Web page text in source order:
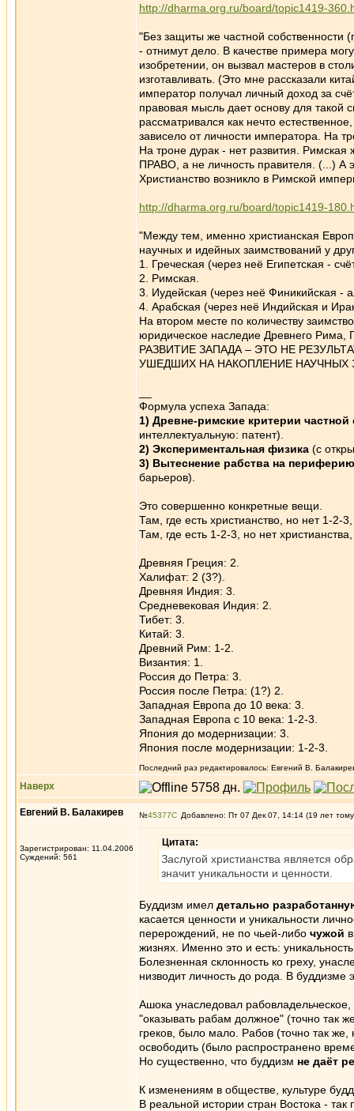
http://dharma.org.ru/board/topic1419-
"Без защиты же частной собственности
- отнимут дело. В качестве примера
изобретении, он вызвал мастеров в
изготавливать. (Это мне рассказали
император получал личный доход за
правовая мысль дает основу для
рассматривался как нечто
зависело от личности императора. На
На троне дурак - нет развития.
ПРАВО, а не личность правителя. (...) А
Христианство возникло в Римской
http://dharma.org.ru/board/topic1419-
"Между тем, именно христианская
научных и идейных заимствований у
1. Греческая (через неё Египетская -
2. Римская.
3. Иудейская (через неё Финикийская -
4. Арабская (через неё Индийская и
На втором месте по количеству
юридическое наследие Древнего Рима,
РАЗВИТИЕ ЗАПАДА – ЭТО НЕ
УШЕДШИХ НА НАКОПЛЕНИЕ НАУЧНЫХ
Формула успеха Запада:
1) Древне-римские критерии
интеллектуальную: патент).
2) Экспериментальная физика (с
3) Вытеснение рабства на
барьеров).
Это совершенно конкретные вещи.
Там, где есть христианство, но нет 1-
Там, где есть 1-2-3, но нет
Древняя Греция: 2.
Халифат: 2 (3?).
Древняя Индия: 3.
Средневековая Индия: 2.
Тибет: 3.
Китай: 3.
Древний Рим: 1-2.
Византия: 1.
Россия до Петра: 3.
Россия после Петра: (1?) 2.
Западная Европа до 10 века: 3.
Западная Европа с 10 века: 1-2-3.
Япония до модернизации: 3.
Япония после модернизации: 1-2-3.
Последний раз редактировалось: Евгений В.
Наверх
Евгений В. Балакирев
Зарегистрирован: 11.04.2006
Суждений: 561
№45377 Добавлено: Пт 07 Дек 07, 14:14 (19 лет
Цитата:
Заслугой христианства является
значит уникальности и ценности.
Буддизм имел детально
касается ценности и уникальности
перерождений, не по чьей-либо чужой
жизнях. Именно это и есть:
Болезненная склонность ко греху,
низводит личность до рода. В буддизме
Ашока унаследовал
"оказывать рабам должное" (точно так
греков, было мало. Рабов (точно так
освободить (было распространено
Но существенно, что буддизм не даёт
К изменениям в обществе, культуре
В реальной истории стран Востока - так